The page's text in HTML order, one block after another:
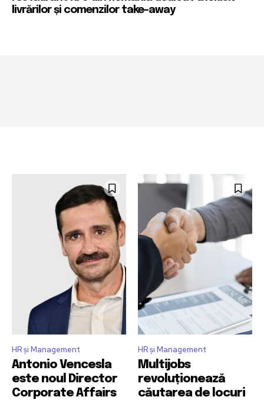
livrărilor și comenzilor take-away
HR și Management
Antonio Vencesla
este noul Director
Corporate Affairs
HR și Management
Multijobs
revoluționează
căutarea de locuri